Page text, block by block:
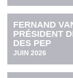
FERNAND
PRÉSIDENT
DES PEP
JUIN 2026